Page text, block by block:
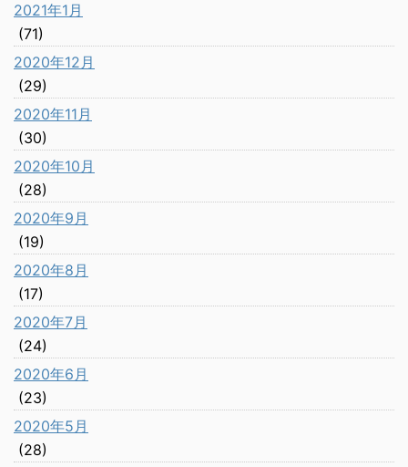
2021年1月
(71)
2020年12月
(29)
2020年11月
(30)
2020年10月
(28)
2020年9月
(19)
2020年8月
(17)
2020年7月
(24)
2020年6月
(23)
2020年5月
(28)